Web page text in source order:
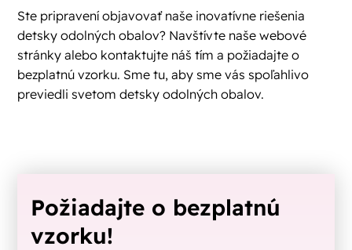
Ste pripravení objavovať naše inovatívne riešenia
detsky odolných obalov? Navštívte naše webové
stránky alebo kontaktujte náš tím a požiadajte o
bezplatnú vzorku. Sme tu, aby sme vás spoľahlivo
previedli svetom detsky odolných obalov.
Požiadajte o bezplatnú
vzorku!